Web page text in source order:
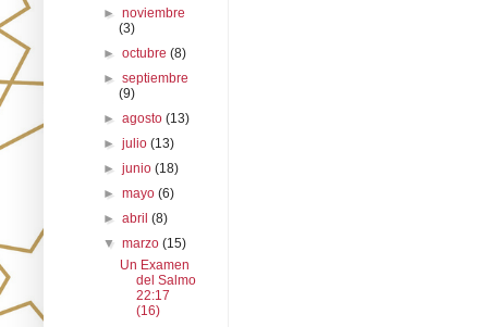
►noviembre
(3)
►octubre(8)
►septiembre
(9)
►agosto(13)
►julio(13)
►junio(18)
►mayo(6)
►abril(8)
▼marzo(15)
Un Examen
del Salmo
22:17
(16)